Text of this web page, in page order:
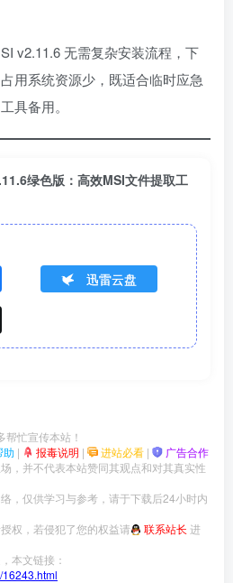
v2.11.6 无需复杂安装流程，下
用系统资源少，既适合临时应急
具备用。
绿色版：高效MSI文件提取工
迅雷云盘
帮忙宣传本站！
助 | 报毒说明 | 进站必看 | 广告合作
，并不代表本站赞同其观点和对其真实性
，仅供学习与参考，请于下载后24小时内
权，若侵犯了您的权益请 联系站长 进
本文链接：